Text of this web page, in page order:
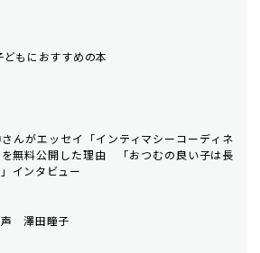
どもにおすすめの本
んがエッセイ「インティマシーコーディネ
を無料公開した理由 「おつむの良い子は長
インタビュー
声 澤田瞳子